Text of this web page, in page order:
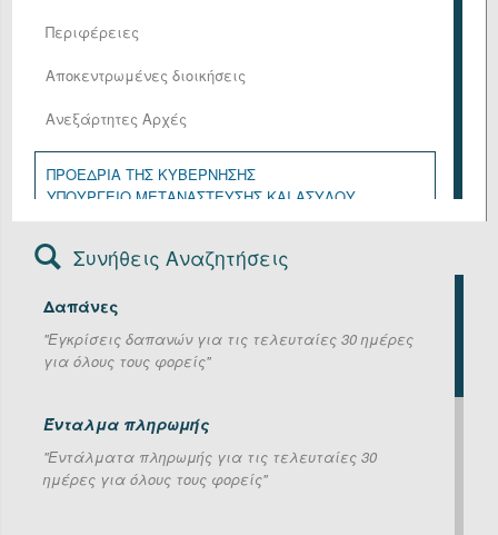
Περιφέρειες
Αποκεντρωμένες διοικήσεις
Ανεξάρτητες Αρχές
ΠΡΟΕΔΡΙΑ ΤΗΣ ΚΥΒΕΡΝΗΣΗΣ
ΥΠΟΥΡΓΕΙΟ ΜΕΤΑΝΑΣΤΕΥΣΗΣ ΚΑΙ ΑΣΥΛΟΥ
ΥΠΟΥΡΓΕΙΟ ΑΓΡΟΤΙΚΗΣ ΑΝΑΠΤΥΞΗΣ ΚΑΙ ΤΡΟΦΙΜΩΝ
ΥΠΟΥΡΓΕΙΟ ΑΝΑΠΤΥΞΗΣ
ΥΠΟΥΡΓΕΙΟ ΔΙΚΑΙΟΣΥΝΗΣ
ΥΠΟΥΡΓΕΙΟ ΕΞΩΤΕΡΙΚΩΝ
ΥΠΟΥΡΓΕΙΟ ΕΡΓΑΣΙΑΣ ΚΑΙ ΚΟΙΝΩΝΙΚΗΣ ΑΣΦΑΛΙΣΗΣ
ΥΠΟΥΡΓΕΙΟ ΕΣΩΤΕΡΙΚΩΝ
ΥΠΟΥΡΓΕΙΟ ΚΛΙΜΑΤΙΚΗΣ ΚΡΙΣΗΣ ΚΑΙ ΠΟΛΙΤΙΚΗΣ
ΥΠΟΥΡΓΕΙΟ ΚΟΙΝΩΝΙΚΗΣ ΣΥΝΟΧΗΣ ΚΑΙ
ΟΙΚΟΓΕΝΕΙΑΣ
ΥΠΟΥΡΓΕΙΟ ΝΑΥΤΙΛΙΑΣ ΚΑΙ ΝΗΣΙΩΤΙΚΗΣ ΠΟΛΙΤΙΚΗΣ
ΥΠΟΥΡΓΕΙΟ ΟΙΚΟΝΟΜΙΚΩΝ
Συνήθεις Αναζητήσεις
Δαπάνες
''Εγκρίσεις δαπανών για τις τελευταίες 30 ημέρες
για όλους τους φορείς''
Ένταλμα πληρωμής
''Εντάλματα πληρωμής για τις τελευταίες 30
ημέρες για όλους τους φορείς''